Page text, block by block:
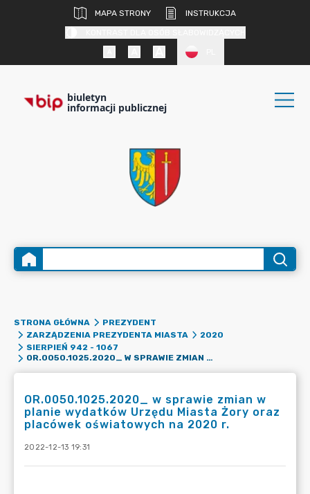
MAPA STRONY
INSTRUKCJA
biuletyn
informacji publicznej
STRONA GŁÓWNA
PREZYDENT
ZARZĄDZENIA PREZYDENTA MIASTA
2020
SIERPIEŃ 942 - 1067
OR.0050.1025.2020_ W SPRAWIE ZMIAN W PLANIE WYDATKÓW URZĘDU MIASTA ŻORY ORAZ PLACÓWEK OŚWIATOWYCH NA 2020 R.
OR.0050.1025.2020_ w sprawie zmian w
planie wydatków Urzędu Miasta Żory oraz
placówek oświatowych na 2020 r.
2022-12-13 19:31